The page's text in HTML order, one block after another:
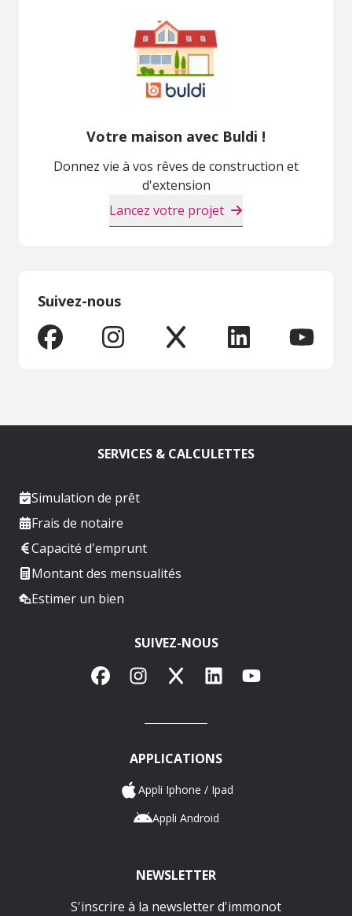
Votre maison avec Buldi !
Donnez vie à vos rêves de construction et
d'extension
Lancez votre projet
Suivez-nous
SERVICES & CALCULETTES
Simulation de prêt
Frais de notaire
Capacité d'emprunt
Montant des mensualités
Estimer un bien
SUIVEZ-NOUS
FacebookInstagram
X LinkedInYouTube
APPLICATIONS
Appli Iphone / Ipad
Appli Android
NEWSLETTER
S'inscrire à la newsletter d'immonot